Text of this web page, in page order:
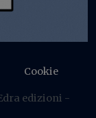
Cookie
edizioni -